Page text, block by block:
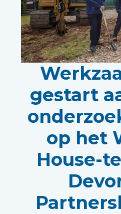
gestart
op het
House-